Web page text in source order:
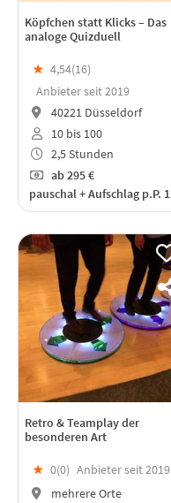
Köpfchen statt Klicks – Das
analoge Quizduell
★ 4,54(16)
Anbieter seit 2019
40221 Düsseldorf
10 bis 100
2,5 Stunden
ab295 €
pauschal + Aufschlag p.P.
Retro & Teamplay der
besonderen Art
★ 0(0) Anbieter seit 2019
mehrere Orte